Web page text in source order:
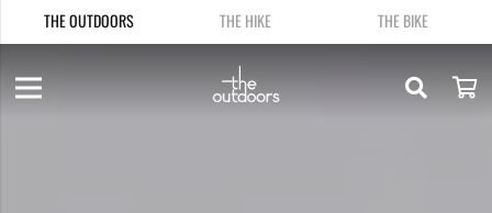
THE OUTDOORS THE HIKE THE BIKE